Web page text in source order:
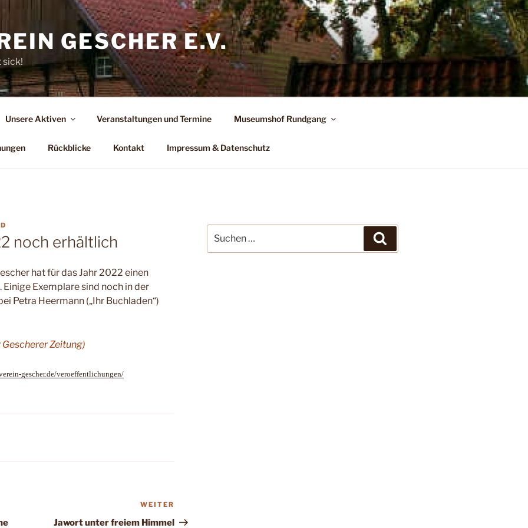
GESCHER E.V.
sick!
Unsere Aktiven Veranstaltungen und Termine Museumshof Rundgang
Rückblicke Kontakt Impressum & Datenschutz
noch erhältlich
hat für das Jahr 2022 einen
Exemplare sind noch in der
ei Petra Heermann („Ihr Buchladen“)
Zeitung)
gescher.de/veroeffentlichungen/
Beitrag
WEITER
Jawort unter freiem Himmel
nach: